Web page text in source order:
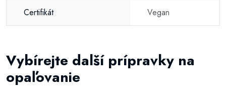
Certifikát Vegan
Vybírejte další prípravky na
opaľovanie